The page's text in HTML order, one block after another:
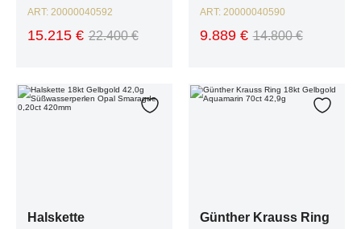
ART: 20000040592
22.400 €
15.215 €
ART: 20000040590
14.800 €
9.889 €
Halskette
Zur Wunschliste hinzufügen
Halskette 18kt Gelbgold 42,0g Süßwasserperlen Opal Smaragde 0,20ct
Günther Krauss Ring
Zur
Günther Krauss Ring 18kt Gelbgold